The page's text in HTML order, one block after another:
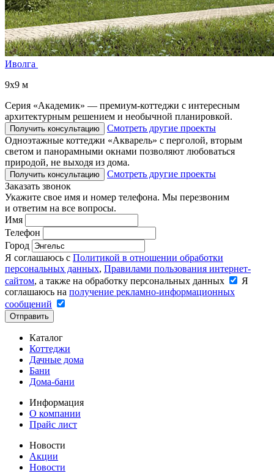
Иволга
9x9 м
Серия «Академик» — премиум-коттеджи с интересным
архитектурным решением и необычной планировкой.
Получить консультацию
Смотреть другие проекты
Одноэтажные коттеджи «Акварель» с перголой, вторым
светом и панорамными окнами позволяют любоваться
природой, не выходя из дома.
Получить консультацию
Смотреть другие проекты
Заказать звонок
Укажите свое имя и номер телефона. Мы перезвоним
и ответим на все вопросы.
Имя
Телефон
Город
Я соглашаюсь с Политикой в отношении обработки
персональных данных, Правилами пользования интернет-
сайтом, а также на обработку персональных данных
Я
соглашаюсь на получение рекламно-информационных
сообщений
Отправить
Каталог
Коттеджи
Дачные дома
Бани
Дома-бани
Информация
О компании
Прайс лист
Новости
Акции
Новости